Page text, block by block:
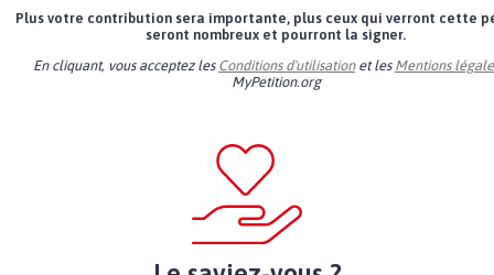
Plus votre contribution sera importante, plus ceux qui verront cette
seront nombreux et pourront la signer.
En cliquant, vous acceptez les Conditions d'utilisationet les Mentions
MyPetition.org